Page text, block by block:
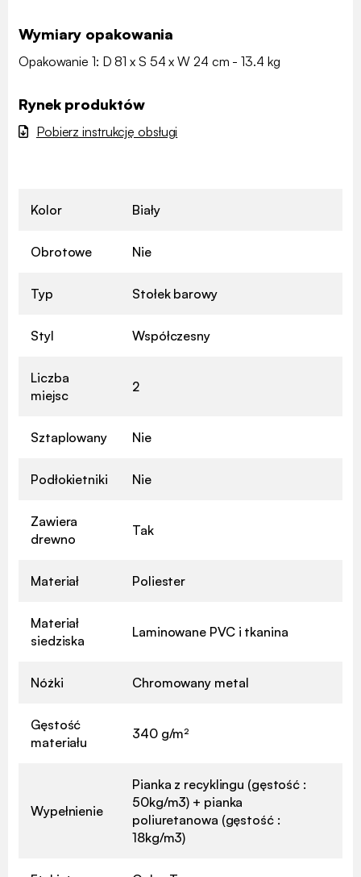
Wymiary opakowania
Opakowanie 1: D 81 x S 54 x W 24 cm - 13.4 kg
Rynek produktów
Pobierz instrukcję obsługi
Kolor Biały
Obrotowe Nie
Typ Stołek barowy
Styl Współczesny
Liczba
miejsc
2
Sztaplowany Nie
Podłokietniki Nie
Zawiera
drewno
Tak
Materiał Poliester
Materiał
siedziska
Laminowane PVC i tkanina
Nóżki Chromowany metal
Gęstość
materiału
340 g/m²
Wypełnienie
Pianka z recyklingu (gęstość :
50kg/m3) + pianka
poliuretanowa (gęstość :
18kg/m3)